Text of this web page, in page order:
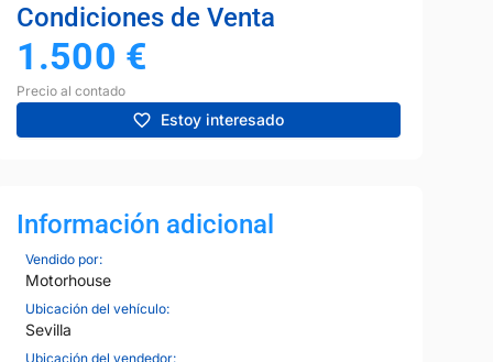
Condiciones de Venta
1.500 €
Precio al contado
Estoy interesado
Información adicional
Vendido por:
Motorhouse
Ubicación del vehículo:
Sevilla
Ubicación del vendedor: